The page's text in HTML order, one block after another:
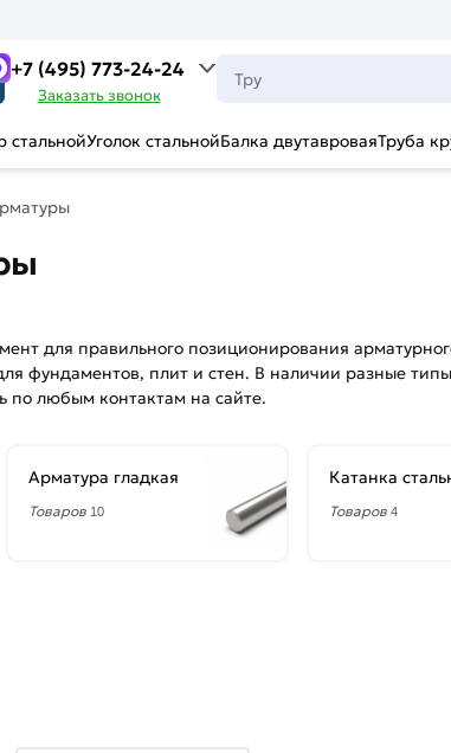
+7 (495) 773-24-24
Заказать звонок
стальнойУголок стальнойБалка двутавроваяТруба
для правильного позиционирования
фундаментов, плит и стен. В наличии разные
любым контактам на сайте.
Арматура гладкая
Товаров 10
Катанка
Товаров 4